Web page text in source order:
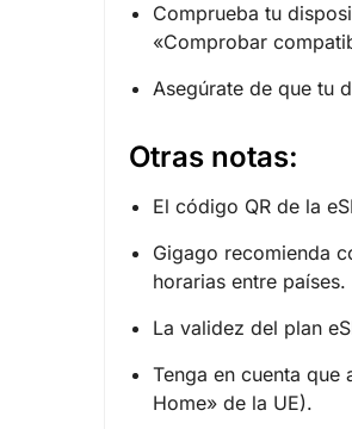
Comprueba tu
«Comprobar
Asegúrate de que tu
Otras notas:
El código QR de la
Gigago recomienda
horarias entre países.
La validez del plan
Tenga en cuenta
Home» de la UE).